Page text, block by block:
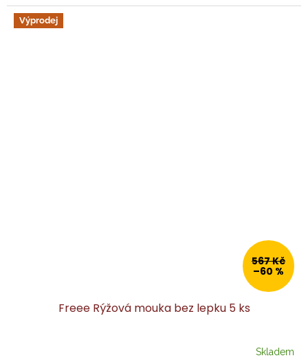
Výprodej
567 Kč
–60 %
Freee Rýžová mouka bez lepku 5 ks
Skladem